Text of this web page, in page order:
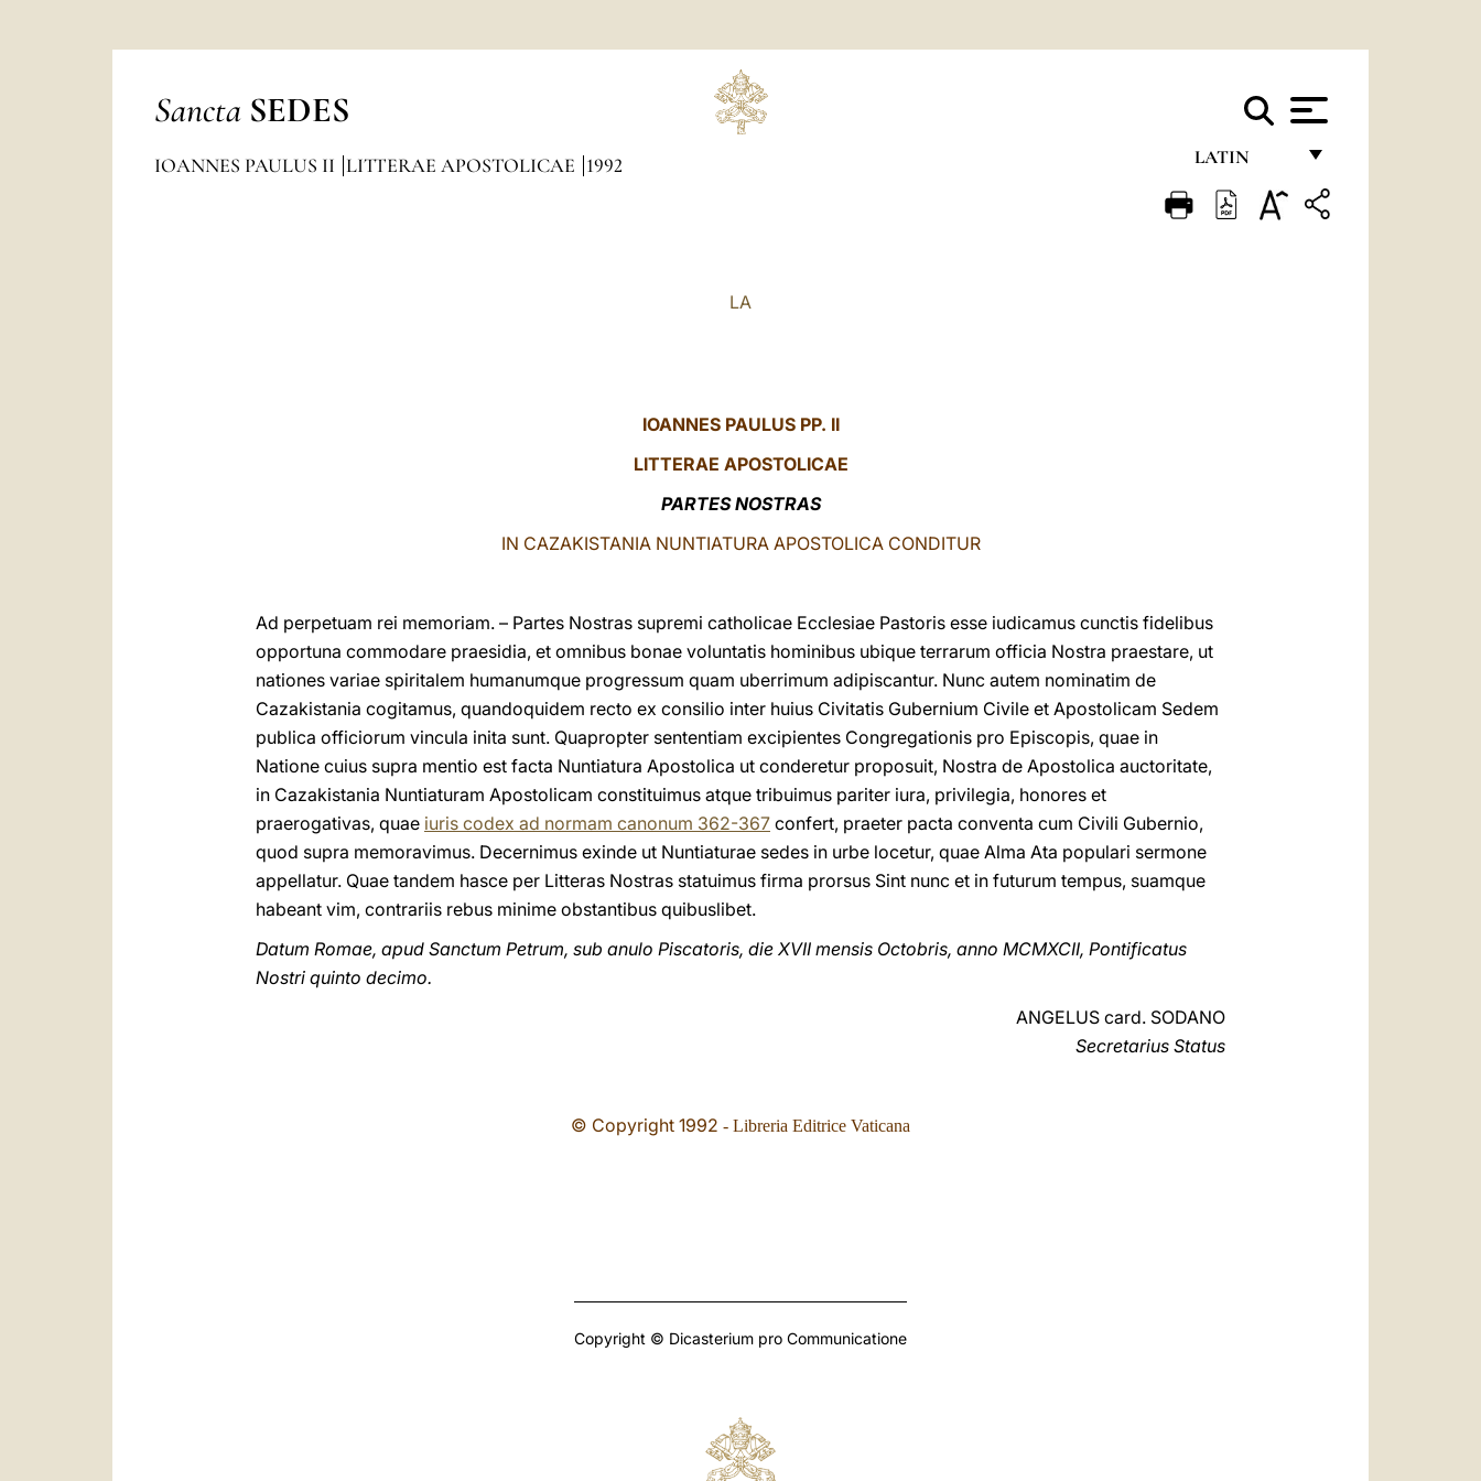
Sancta SEDES
LATIN
FRANÇAIS
IOANNES PAULUS II LITTERAE APOSTOLICAE 1992
LA
IOANNES PAULUS PP. II
LITTERAE APOSTOLICAE
PARTES NOSTRAS
IN CAZAKISTANIA NUNTIATURA APOSTOLICA CONDITUR
Ad perpetuam rei memoriam. – Partes Nostras supremi catholicae Ecclesiae Pastoris esse iudicamus cunctis fidelibus
opportuna commodare praesidia, et omnibus bonae voluntatis hominibus ubique terrarum officia Nostra praestare, ut
nationes variae spiritalem humanumque progressum quam uberrimum adipiscantur. Nunc autem nominatim de
Cazakistania cogitamus, quandoquidem recto ex consilio inter huius Civitatis Gubernium Civile et Apostolicam Sedem
publica officiorum vincula inita sunt. Quapropter sententiam excipientes Congregationis pro Episcopis, quae in
Natione cuius supra mentio est facta Nuntiatura Apostolica ut conderetur proposuit, Nostra de Apostolica auctoritate,
in Cazakistania Nuntiaturam Apostolicam constituimus atque tribuimus pariter iura, privilegia, honores et
praerogativas, quae iuris codex ad normam canonum 362-367 confert, praeter pacta conventa cum Civili Gubernio,
quod supra memoravimus. Decernimus exinde ut Nuntiaturae sedes in urbe locetur, quae Alma Ata populari sermone
appellatur. Quae tandem hasce per Litteras Nostras statuimus firma prorsus Sint nunc et in futurum tempus, suamque
habeant vim, contrariis rebus minime obstantibus quibuslibet.
Datum Romae, apud Sanctum Petrum, sub anulo Piscatoris, die XVII mensis Octobris, anno MCMXCII, Pontificatus
Nostri quinto decimo.
ANGELUS card. SODANO
Secretarius Status
© Copyright 1992 - Libreria Editrice Vaticana
Copyright © Dicasterium pro Communicatione